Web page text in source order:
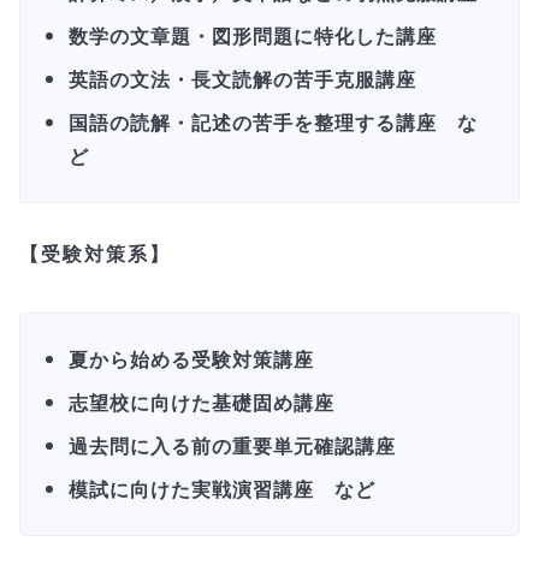
数学の文章題・図形問題に特化した講座
英語の文法・長文読解の苦手克服講座
国語の読解・記述の苦手を整理する講座 な
ど
【受験対策系】
夏から始める受験対策講座
志望校に向けた基礎固め講座
過去問に入る前の重要単元確認講座
模試に向けた実戦演習講座 など